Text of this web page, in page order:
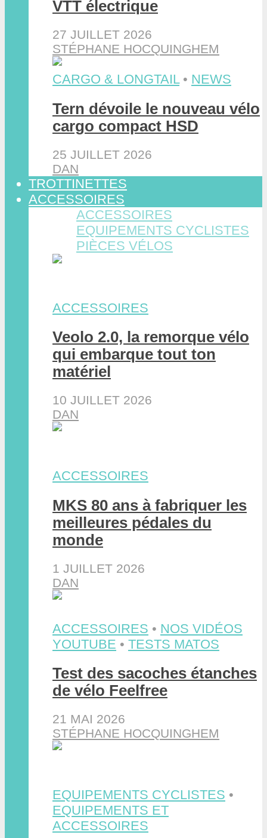
VTT électrique
27 JUILLET 2026
STÉPHANE HOCQUINGHEM
CARGO & LONGTAIL • NEWS
Tern dévoile le nouveau vélo
cargo compact HSD
25 JUILLET 2026
DAN
TROTTINETTES
ACCESSOIRES
ACCESSOIRES
EQUIPEMENTS CYCLISTES
PIÈCES VÉLOS
ACCESSOIRES
Veolo 2.0, la remorque vélo
qui embarque tout ton
matériel
10 JUILLET 2026
DAN
ACCESSOIRES
MKS 80 ans à fabriquer les
meilleures pédales du
monde
1 JUILLET 2026
DAN
ACCESSOIRES • NOS VIDÉOS
YOUTUBE • TESTS MATOS
Test des sacoches étanches
de vélo Feelfree
21 MAI 2026
STÉPHANE HOCQUINGHEM
EQUIPEMENTS CYCLISTES •
EQUIPEMENTS ET
ACCESSOIRES